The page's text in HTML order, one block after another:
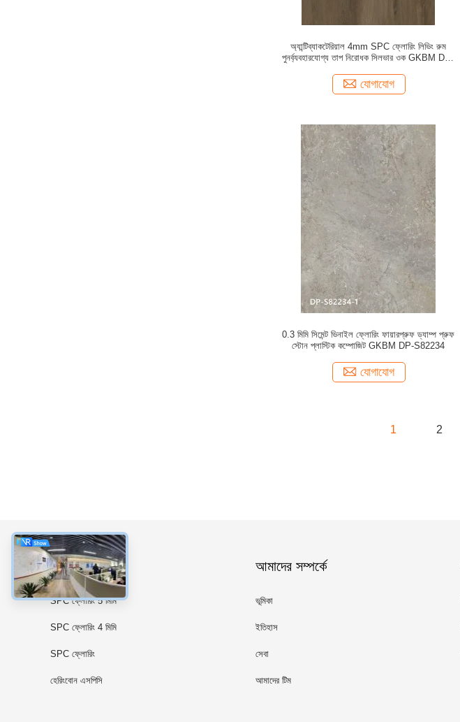
অ্যান্টিব্যাকটেরিয়াল 4mm SPC ফ্লোরিং লিভিং রুম
পুনর্ব্যবহারযোগ্য তাপ নিরোধক সিলভার ওক GKBM DG-
যোগাযোগ
0.3 মিমি সিমেন্ট ভিনাইল ফ্লোরিং ফায়ারপ্রুফ ড্যাম্প প্রুফ
স্টোন প্লাস্টিক কম্পোজিট GKBM DP-S82234
যোগাযোগ
1 2
ধরন
SPC ফ্লোরিং 5 মিমি
SPC ফ্লোরিং 4 মিমি
SPC ফ্লোরিং
হেরিংবোন এসপিসি
আমাদের সম্পর্কে
ভূমিকা
ইতিহাস
সেবা
আমাদের টিম